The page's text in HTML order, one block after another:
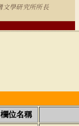
學研究所所長
欄位名稱